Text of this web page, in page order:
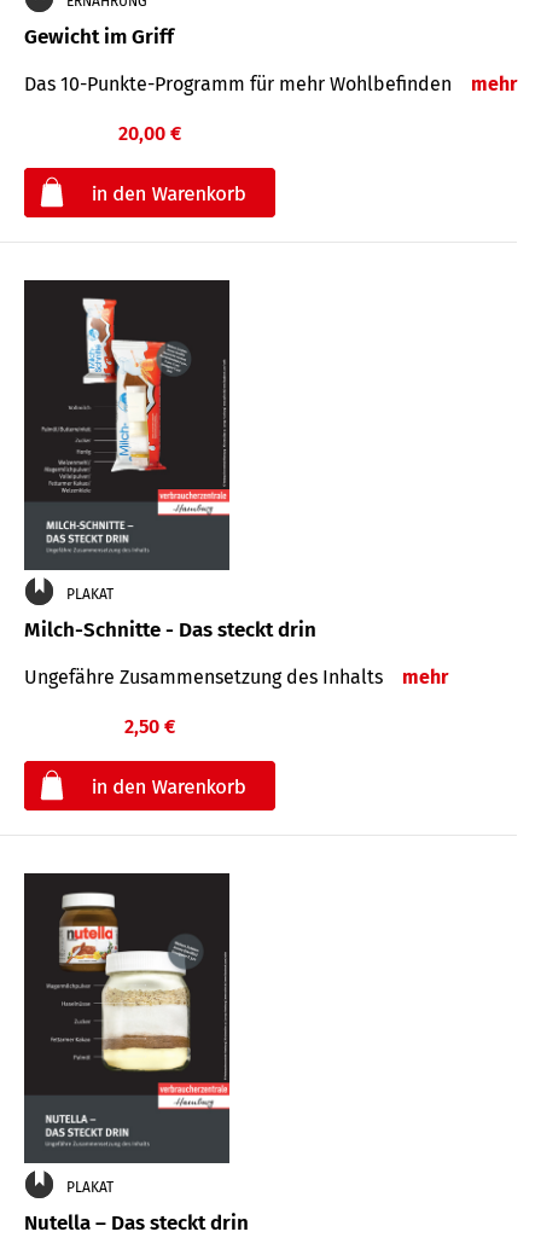
Gewicht im Griff
Das 10-Punkte-Programm für mehr Wohlbefinden mehr
20,00 €
PLAKAT
Milch-Schnitte - Das steckt drin
Ungefähre Zu­sammen­setzung des Inhalts mehr
2,50 €
PLAKAT
Nutella – Das steckt drin